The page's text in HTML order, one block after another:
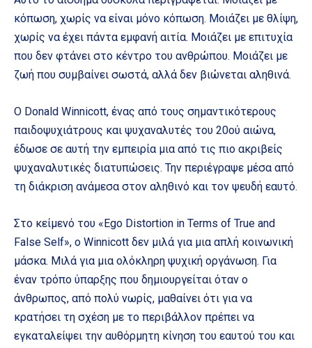
κόπωση, χωρίς να είναι μόνο κόπωση. Μοιάζει με θλίψη,
χωρίς να έχει πάντα εμφανή αιτία. Μοιάζει με επιτυχία
που δεν φτάνει στο κέντρο του ανθρώπου. Μοιάζει με
ζωή που συμβαίνει σωστά, αλλά δεν βιώνεται αληθινά.
Ο Donald Winnicott, ένας από τους σημαντικότερους
παιδοψυχιάτρους και ψυχαναλυτές του 20ού αιώνα,
έδωσε σε αυτή την εμπειρία μια από τις πιο ακριβείς
ψυχαναλυτικές διατυπώσεις. Την περιέγραψε μέσα από
τη διάκριση ανάμεσα στον αληθινό και τον ψευδή εαυτό.
Στο κείμενό του «Ego Distortion in Terms of True and
False Self», ο Winnicott δεν μιλά για μια απλή κοινωνική
μάσκα. Μιλά για μια ολόκληρη ψυχική οργάνωση. Για
έναν τρόπο ύπαρξης που δημιουργείται όταν ο
άνθρωπος, από πολύ νωρίς, μαθαίνει ότι για να
κρατήσει τη σχέση με το περιβάλλον πρέπει να
εγκαταλείψει την αυθόρμητη κίνηση του εαυτού του και